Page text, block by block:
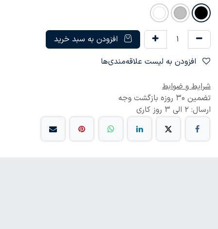
افزودن به سبد خرید
شرایط و ضوابط
تضمین 30 روزه بازگشت وجه
ارسال: 2 الی 3 روز کاری